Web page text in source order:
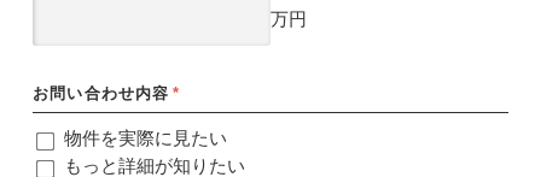
万円
お問い合わせ内容 *
物件を実際に見たい
もっと詳細が知りたい